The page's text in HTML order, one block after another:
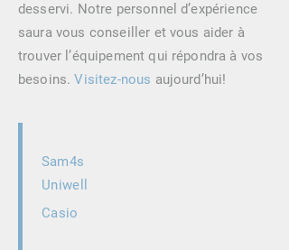
desservi. Notre personnel d’expérience
saura vous conseiller et vous aider à
trouver l’équipement qui répondra à vos
besoins.Visitez-nous aujourd’hui!
Sam4s
Uniwell
Casio